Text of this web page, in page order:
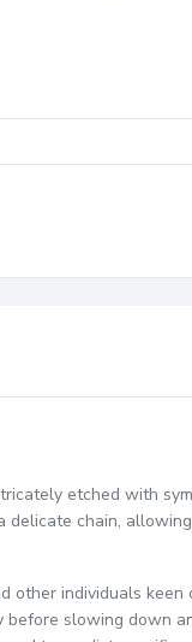
etched with
chain,
other individuals
slowing down